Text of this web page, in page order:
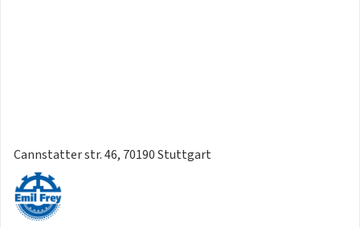
Cannstatter str. 46, 70190 Stuttgart